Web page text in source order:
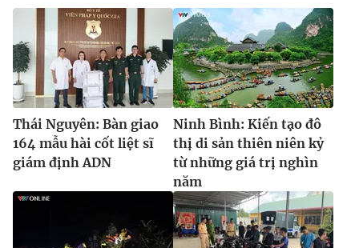
Thái Nguyên: Bàn giao
164 mẫu hài cốt liệt sĩ
giám định ADN
Ninh Bình: Kiến tạo đô
thị di sản thiên niên kỷ
từ những giá trị nghìn
năm